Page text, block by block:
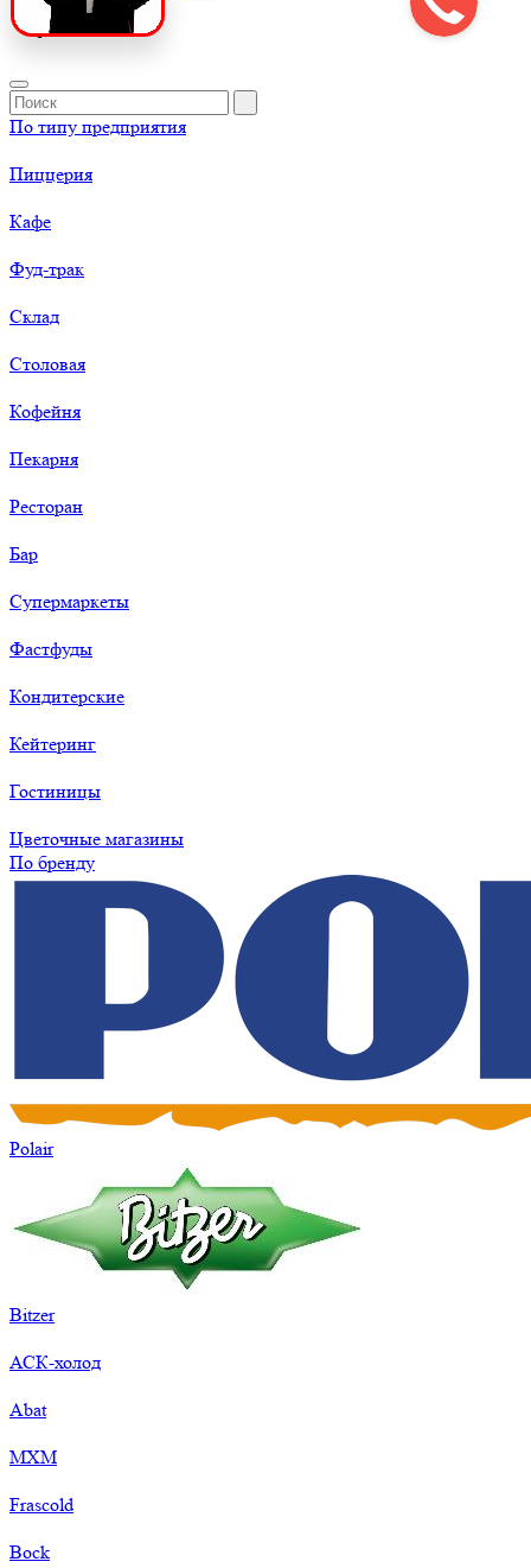
По типу предприятия
Пиццерия
Кафе
Фуд-трак
Склад
Столовая
Кофейня
Пекарня
Ресторан
Бар
Супермаркеты
Фастфуды
Кондитерские
Кейтеринг
Гостиницы
Цветочные магазины
По бренду
Polair
Bitzer
АСК-холод
Abat
МХМ
Frascold
Bock